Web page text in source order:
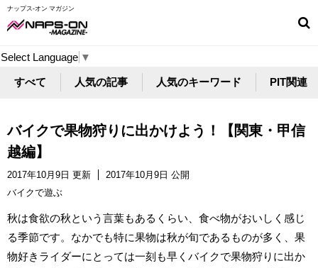
ナップス-オン マガジン
Select Language ▼
すべて 人気の記事 人気のキーワード PIT関連
バイクで果物狩りに出かけよう！【関東・甲信
越編】
2017年10月9日 更新
2017年10月9日 公開
バイクで遊ぶ
秋は食欲の秋という言葉もあるくらい、食べ物がおいしく感じ
る季節です。なかでも特に果物は秋が旬であるものが多く、果
物好きライダーにとっては一刻も早くバイクで果物狩りに出か